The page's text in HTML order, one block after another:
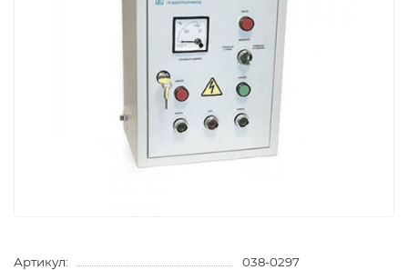
Артикул: 038-0297